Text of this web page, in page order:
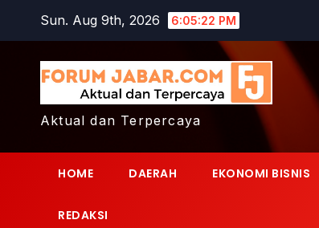
content
Sun. Aug 9th, 2026 6:05:23 PM
Aktual dan Terpercaya
HOME DAERAH EKONOMI BISNIS
REDAKSI